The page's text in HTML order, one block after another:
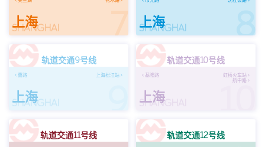
7
SHANGHAI
上海 8
SHANGHAI
上海
9
轨道交通9号线
上海松江站
曹路
SHANGHAI
上海
轨道交通10号线
虹桥火车站
航中路
基隆路
SHANGHAI
上海
轨道交通11号线 轨道交通12号线